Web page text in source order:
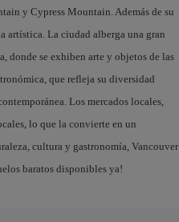
y Cypress Mountain. Además de su
artística. La ciudad alberga una gran
donde se exhiben arte y objetos de las
que refleja su diversidad
Los mercados locales,
lo que la convierte en un
cultura y gastronomía, Vancouver
baratos disponibles ya!